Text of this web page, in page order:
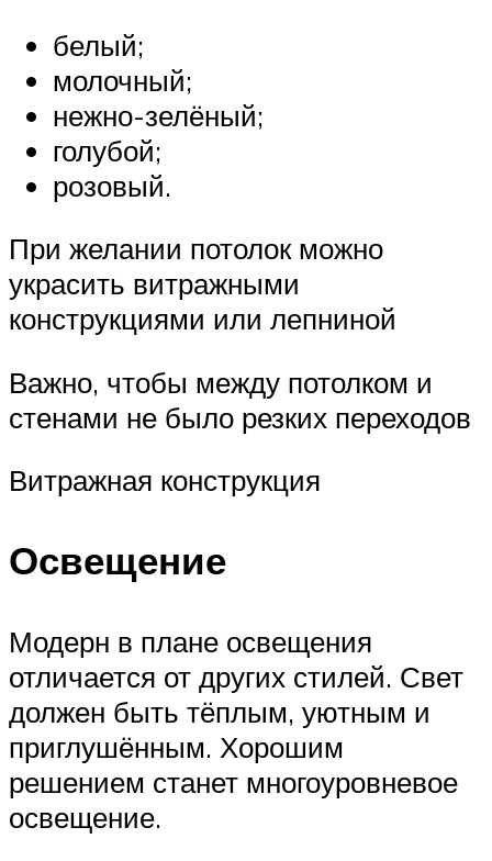
белый;
молочный;
нежно-зелёный;
голубой;
розовый.
При желании потолок можно
украсить витражными
конструкциями или лепниной
Важно, чтобы между потолком и
стенами не было резких переходов
Витражная конструкция
Освещение
Модерн в плане освещения
отличается от других стилей. Свет
должен быть тёплым, уютным и
приглушённым. Хорошим
решением станет многоуровневое
освещение.